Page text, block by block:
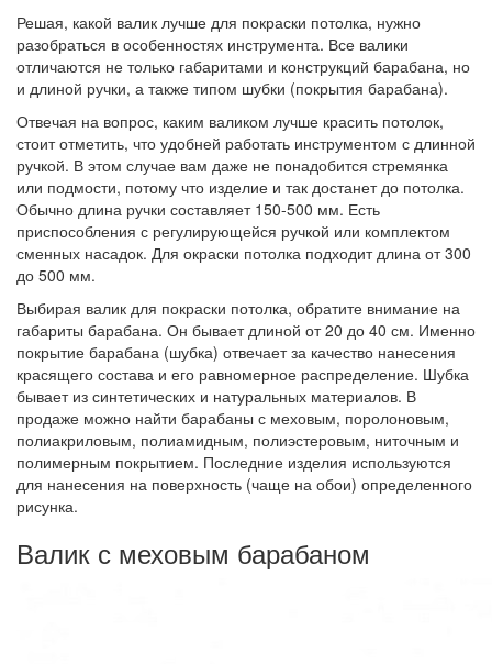
Решая, какой валик лучше для покраски потолка, нужно
разобраться в особенностях инструмента. Все валики
отличаются не только габаритами и конструкций барабана, но
и длиной ручки, а также типом шубки (покрытия барабана).
Отвечая на вопрос, каким валиком лучше красить потолок,
стоит отметить, что удобней работать инструментом с длинной
ручкой. В этом случае вам даже не понадобится стремянка
или подмости, потому что изделие и так достанет до потолка.
Обычно длина ручки составляет 150-500 мм. Есть
приспособления с регулирующейся ручкой или комплектом
сменных насадок. Для окраски потолка подходит длина от 300
до 500 мм.
Выбирая валик для покраски потолка, обратите внимание на
габариты барабана. Он бывает длиной от 20 до 40 см. Именно
покрытие барабана (шубка) отвечает за качество нанесения
красящего состава и его равномерное распределение. Шубка
бывает из синтетических и натуральных материалов. В
продаже можно найти барабаны с меховым, поролоновым,
полиакриловым, полиамидным, полиэстеровым, ниточным и
полимерным покрытием. Последние изделия используются
для нанесения на поверхность (чаще на обои) определенного
рисунка.
Валик с меховым барабаном